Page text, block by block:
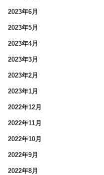
2023年6月
2023年5月
2023年4月
2023年3月
2023年2月
2023年1月
2022年12月
2022年11月
2022年10月
2022年9月
2022年8月